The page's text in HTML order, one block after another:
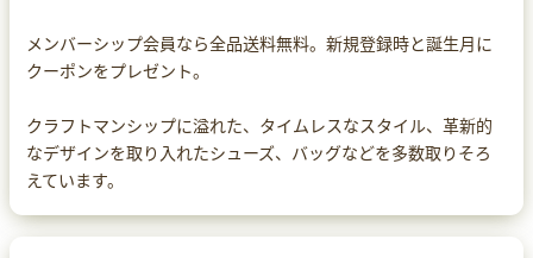
メンバーシップ会員なら全品送料無料。新規登録時と誕生月に
クーポンをプレゼント。
クラフトマンシップに溢れた、タイムレスなスタイル、革新的
なデザインを取り入れたシューズ、バッグなどを多数取りそろ
えています。